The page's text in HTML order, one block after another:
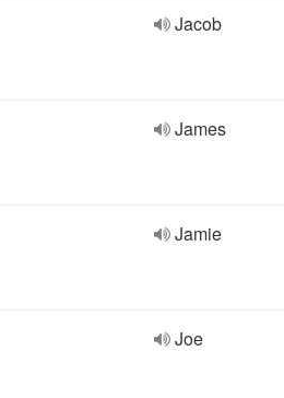
Jacob
James
Jamie
Joe